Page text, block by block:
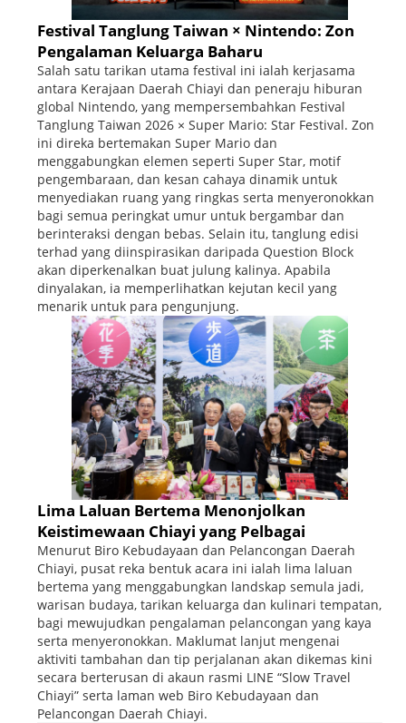
Festival Tanglung Taiwan × Nintendo: Zon
Pengalaman Keluarga Baharu
Salah satu tarikan utama festival ini ialah kerjasama
antara Kerajaan Daerah Chiayi dan peneraju hiburan
global Nintendo, yang mempersembahkan Festival
Tanglung Taiwan 2026 × Super Mario: Star Festival. Zon
ini direka bertemakan Super Mario dan
menggabungkan elemen seperti Super Star, motif
pengembaraan, dan kesan cahaya dinamik untuk
menyediakan ruang yang ringkas serta menyeronokkan
bagi semua peringkat umur untuk bergambar dan
berinteraksi dengan bebas. Selain itu, tanglung edisi
terhad yang diinspirasikan daripada Question Block
akan diperkenalkan buat julung kalinya. Apabila
dinyalakan, ia memperlihatkan kejutan kecil yang
menarik untuk para pengunjung.
Lima Laluan Bertema Menonjolkan
Keistimewaan Chiayi yang Pelbagai
Menurut Biro Kebudayaan dan Pelancongan Daerah
Chiayi, pusat reka bentuk acara ini ialah lima laluan
bertema yang menggabungkan landskap semula jadi,
warisan budaya, tarikan keluarga dan kulinari tempatan,
bagi mewujudkan pengalaman pelancongan yang kaya
serta menyeronokkan. Maklumat lanjut mengenai
aktiviti tambahan dan tip perjalanan akan dikemas kini
secara berterusan di akaun rasmi LINE “Slow Travel
Chiayi” serta laman web Biro Kebudayaan dan
Pelancongan Daerah Chiayi.